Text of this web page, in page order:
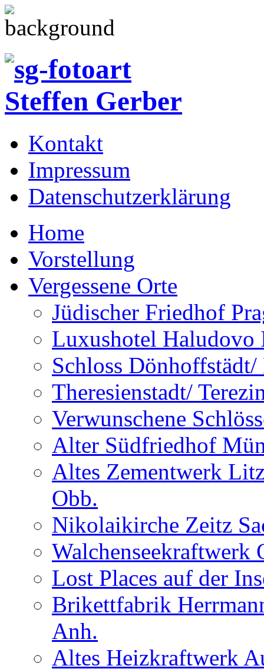
Kontakt
Impressum
Datenschutzerklärung
Home
Vorstellung
Vergessene Orte
Jüdischer Friedhof
Luxushotel
Schloss Dönhoffstädt/
Theresienstadt/
Verwunschene
Alter Südfriedhof
Altes Zementwerk
Obb.
Nikolaikirche Zeitz
Walchenseekraftwerk
Lost Places auf der
Brikettfabrik
Anh.
Altes Heizkraftwerk